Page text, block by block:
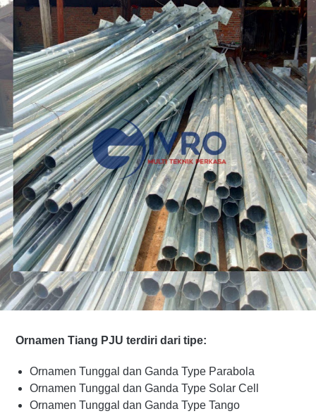
Ornamen Tiang PJU terdiri dari tipe:
Ornamen Tunggal dan Ganda Type Parabola
Ornamen Tunggal dan Ganda Type Solar Cell
Ornamen Tunggal dan Ganda Type Tango